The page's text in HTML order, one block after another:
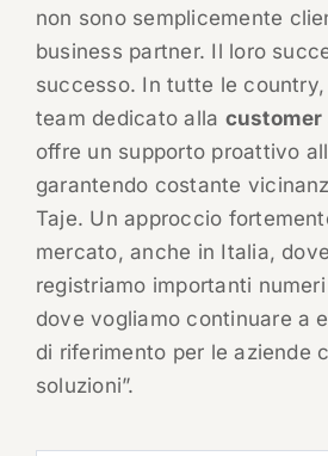
non sono semplicemente
business partner. Il loro
successo. In tutte le
team dedicato alla
offre un supporto proattivo
garantendo costante
Taje. Un approccio
mercato, anche in Italia,
registriamo importanti
dove vogliamo continuare a
di riferimento per le aziende
soluzioni”.